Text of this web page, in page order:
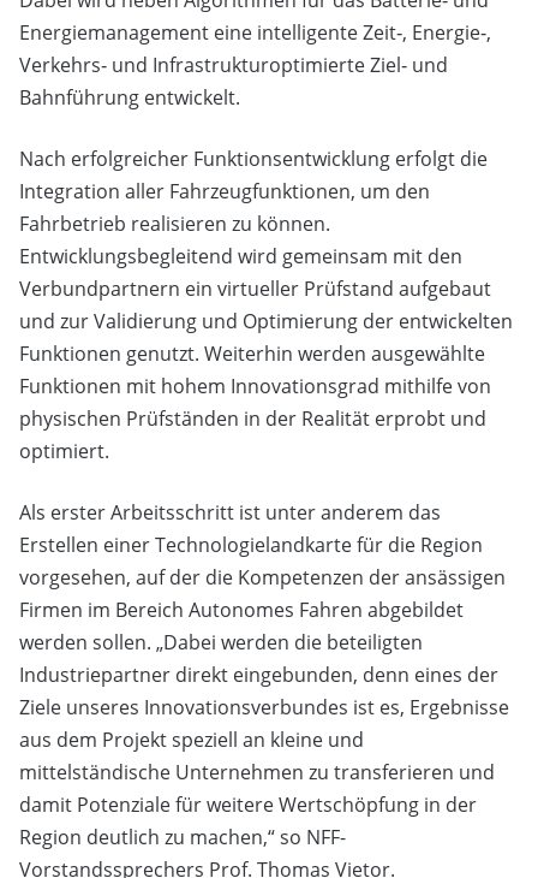
Energiemanagement eine intelligente Zeit‐, Energie‐,
Verkehrs‐ und Infrastrukturoptimierte Ziel‐ und
Bahnführung entwickelt.
Nach erfolgreicher Funktionsentwicklung erfolgt die
Integration aller Fahrzeugfunktionen, um den
Fahrbetrieb realisieren zu können.
Entwicklungsbegleitend wird gemeinsam mit den
Verbundpartnern ein virtueller Prüfstand aufgebaut
und zur Validierung und Optimierung der entwickelten
Funktionen genutzt. Weiterhin werden ausgewählte
Funktionen mit hohem Innovationsgrad mithilfe von
physischen Prüfständen in der Realität erprobt und
optimiert.
Als erster Arbeitsschritt ist unter anderem das
Erstellen einer Technologielandkarte für die Region
vorgesehen, auf der die Kompetenzen der ansässigen
Firmen im Bereich Autonomes Fahren abgebildet
werden sollen. „Dabei werden die beteiligten
Industriepartner direkt eingebunden, denn eines der
Ziele unseres Innovationsverbundes ist es, Ergebnisse
aus dem Projekt speziell an kleine und
mittelständische Unternehmen zu transferieren und
damit Potenziale für weitere Wertschöpfung in der
Region deutlich zu machen,“ so NFF-
Vorstandssprechers Prof. Thomas Vietor.